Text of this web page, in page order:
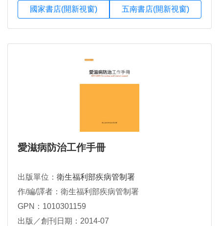
國家書店(開新視窗) 五南書店(開新視窗)
愛滋病防治工作手冊
出版單位： 衛生福利部疾病管制署
作/編/譯者：衛生福利部疾病管制署
GPN：1010301159
出版／創刊日期：2014-07